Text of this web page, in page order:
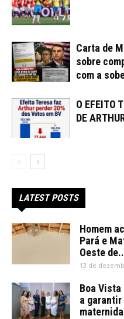
Carta de
sobre
com a
O EFEITO
DE
LATEST POSTS
Homem
Pará e
Oeste
13 de
Boa
a